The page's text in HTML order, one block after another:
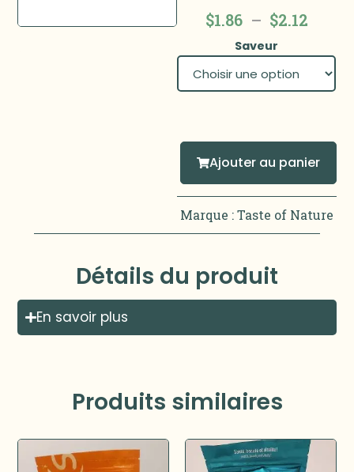
$1.86 – $2.12
Saveur
Ajouter au panier
Marque :Taste of Nature
Détails du produit
En savoir plus
Produits similaires